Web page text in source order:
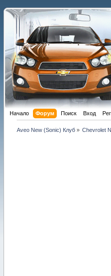
Начало Форум Поиск Вход
Aveo New (Sonic) Клуб» Chevrolet